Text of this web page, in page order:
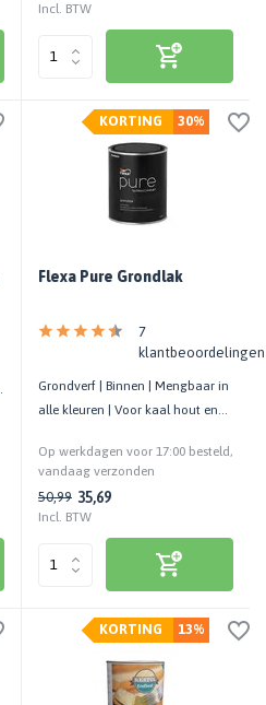
Incl. BTW
30%
KORTING
Flexa Pure Grondlak
7
klantbeoordelingen
Grondverf | Binnen | Mengbaar in
alle kleuren | Voor kaal hout en
Op werkdagen voor 17:00 besteld,
vandaag verzonden
50,99 35,69
Incl. BTW
13%
KORTING